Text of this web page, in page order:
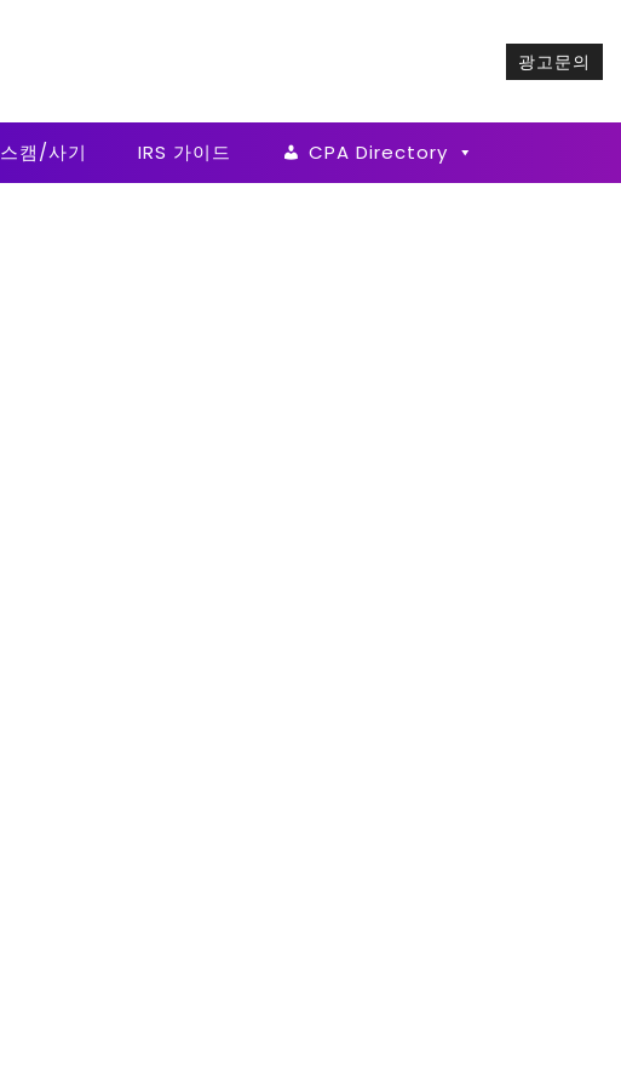
광고문의
스캠/사기 IRS 가이드 CPA Directory